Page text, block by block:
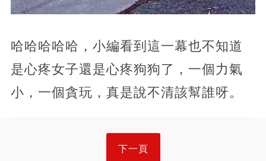
哈哈哈哈哈，小編看到這一幕也不知道
是心疼女子還是心疼狗狗了，一個力氣
小，一個貪玩，真是說不清該幫誰呀。
下一頁